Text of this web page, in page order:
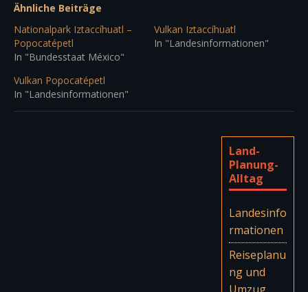
Ähnliche Beiträge
Nationalpark Iztaccíhuatl –
Popocatépetl
In "Bundesstaat México"
Vulkan Iztaccíhuatl
In "Landesinformationen"
Vulkan Popocatépetl
In "Landesinformationen"
Land-
Planung-
Alltag
Landesinfo
rmationen
Reiseplanu
ng und